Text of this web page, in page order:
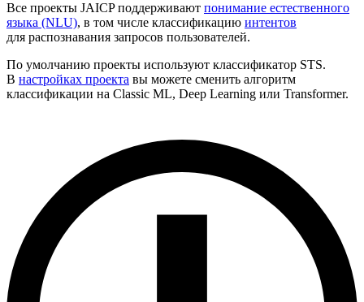
Все проекты JAICP поддерживают понимание естественного
языка (NLU), в том числе классификацию интентов
для распознавания запросов пользователей.
По умолчанию проекты используют классификатор STS.
В настройках проекта вы можете сменить алгоритм
классификации на Classic ML, Deep Learning или Transformer.